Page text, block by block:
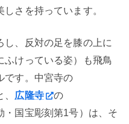
さを持っています。
し、反対の足を膝の上に
ふけっている姿）も飛鳥
です。中宮寺の
広隆寺
の
・国宝彫刻第1号）は、そ